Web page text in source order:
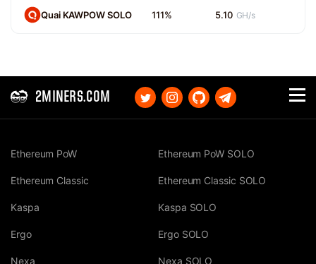
Quai KAWPOW SOLO 111% 5.10 GH/s
2MINERS.COM
Ethereum PoW
Ethereum Classic
Kaspa
Ergo
Nexa
Ethereum PoW SOLO
Ethereum Classic SOLO
Kaspa SOLO
Ergo SOLO
Nexa SOLO